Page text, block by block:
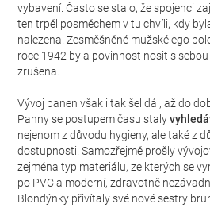
vybavení. Často se stalo, že spojenci
ten trpěl posměchem v tu chvíli, kdy
nalezena. Zesměšněné mužské ego
roce 1942 byla povinnost nosit s
zrušena.
Vývoj panen však i tak šel dál, až do
Panny se postupem času staly
nejenom z důvodu hygieny, ale také z
dostupnosti. Samozřejmě prošly
zejména typ materiálu, ze kterých se
po PVC a moderní, zdravotně
Blondýnky přivítaly své nové sestry